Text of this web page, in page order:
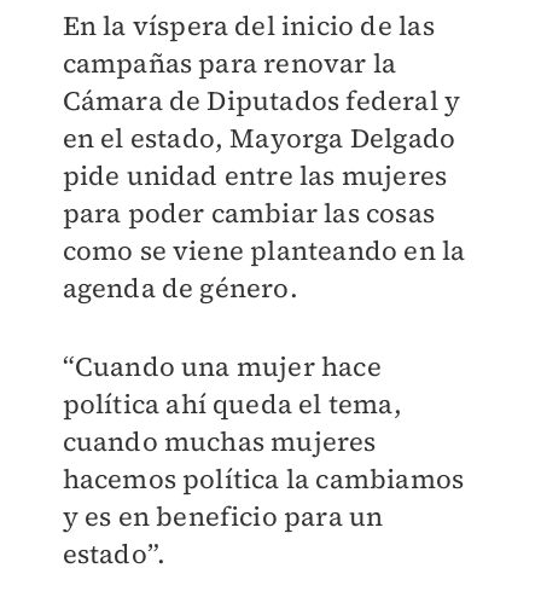
En la víspera del inicio de las
campañas para renovar la
Cámara de Diputados federal y
en el estado, Mayorga Delgado
pide unidad entre las mujeres
para poder cambiar las cosas
como se viene planteando en la
agenda de género.
“Cuando una mujer hace
política ahí queda el tema,
cuando muchas mujeres
hacemos política la cambiamos
y es en beneficio para un
estado”.